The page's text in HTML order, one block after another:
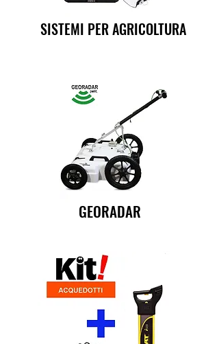
SISTEMI PER AGRICOLTURA
GEORADAR